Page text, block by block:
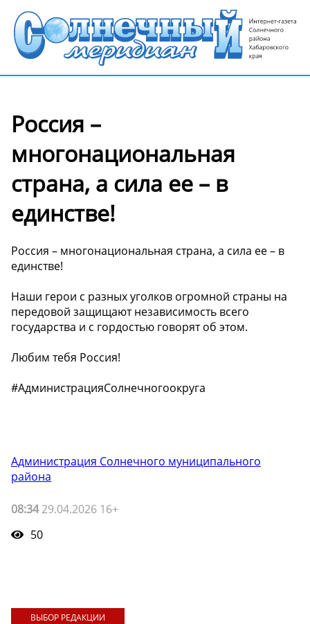
Россия –
многонациональная
страна, а сила ее – в
единстве!
Россия – многонациональная страна, а сила ее – в
единстве!
Наши герои с разных уголков огромной страны на
передовой защищают независимость всего
государства и с гордостью говорят об этом.
Любим тебя Россия!
#АдминистрацияСолнечногоокруга
Администрация Солнечного муниципального
района
08:3429.04.2026 16+
50
ВЫБОР РЕДАКЦИИ